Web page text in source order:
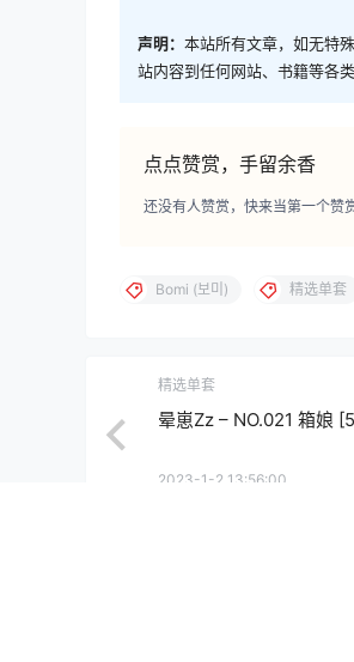
声明： 本站所有文章，如无特
站内容到任何网站、书籍等各
点点赞赏，手留余香
还没有人赞赏，快来当第一个赞
Bomi (보미) 精选单套
精选单套
晕崽Zz – NO.021 箱娘
2023-1-2 13:56:00